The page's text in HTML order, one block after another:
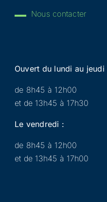
Nous contacter
Ouvert du lundi au jeudi
de 8h45 à 12h00
et de 13h45 à 17h30
Le vendredi :
de 8h45 à 12h00
et de 13h45 à 17h00